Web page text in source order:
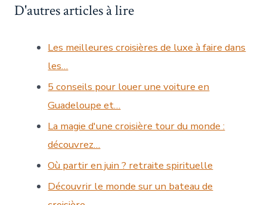
D'autres articles à lire
Les meilleures croisières de luxe à faire dans
les…
5 conseils pour louer une voiture en
Guadeloupe et…
La magie d'une croisière tour du monde :
découvrez…
Où partir en juin ? retraite spirituelle
Découvrir le monde sur un bateau de